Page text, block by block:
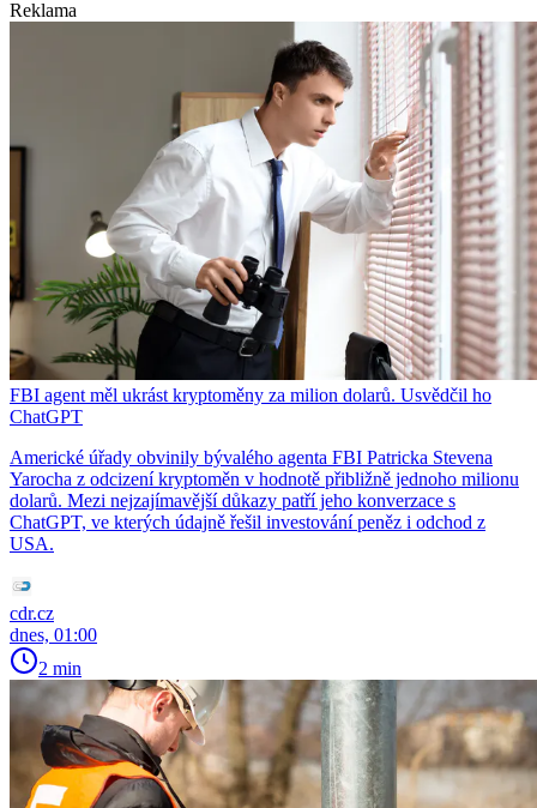
Reklama
FBI agent měl ukrást kryptoměny za milion dolarů. Usvědčil ho
ChatGPT
Americké úřady obvinily bývalého agenta FBI Patricka Stevena
Yarocha z odcizení kryptoměn v hodnotě přibližně jednoho milionu
dolarů. Mezi nejzajímavější důkazy patří jeho konverzace s
ChatGPT, ve kterých údajně řešil investování peněz i odchod z
USA.
cdr.cz
dnes, 01:00
2 min